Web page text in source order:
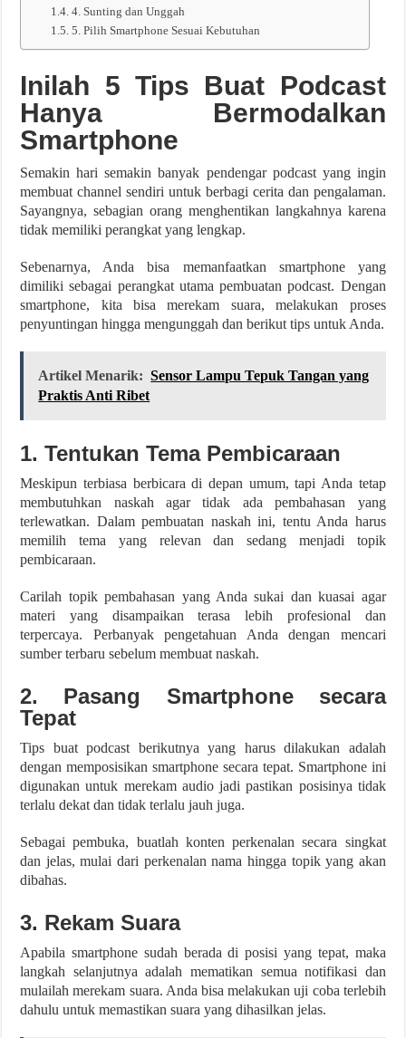
4. Sunting dan Unggah
5. Pilih Smartphone Sesuai Kebutuhan
Inilah 5 Tips Buat Podcast
Hanya Bermodalkan
Smartphone
Semakin hari semakin banyak pendengar podcast yang ingin
membuat channel sendiri untuk berbagi cerita dan pengalaman.
Sayangnya, sebagian orang menghentikan langkahnya karena
tidak memiliki perangkat yang lengkap.
Sebenarnya, Anda bisa memanfaatkan smartphone yang
dimiliki sebagai perangkat utama pembuatan podcast. Dengan
smartphone, kita bisa merekam suara, melakukan proses
penyuntingan hingga mengunggah dan berikut tips untuk Anda.
Artikel Menarik: Sensor Lampu Tepuk Tangan yang
Praktis Anti Ribet
1. Tentukan Tema Pembicaraan
Meskipun terbiasa berbicara di depan umum, tapi Anda tetap
membutuhkan naskah agar tidak ada pembahasan yang
terlewatkan. Dalam pembuatan naskah ini, tentu Anda harus
memilih tema yang relevan dan sedang menjadi topik
pembicaraan.
Carilah topik pembahasan yang Anda sukai dan kuasai agar
materi yang disampaikan terasa lebih profesional dan
terpercaya. Perbanyak pengetahuan Anda dengan mencari
sumber terbaru sebelum membuat naskah.
2. Pasang Smartphone secara
Tepat
Tips buat podcast berikutnya yang harus dilakukan adalah
dengan memposisikan smartphone secara tepat. Smartphone ini
digunakan untuk merekam audio jadi pastikan posisinya tidak
terlalu dekat dan tidak terlalu jauh juga.
Sebagai pembuka, buatlah konten perkenalan secara singkat
dan jelas, mulai dari perkenalan nama hingga topik yang akan
dibahas.
3. Rekam Suara
Apabila smartphone sudah berada di posisi yang tepat, maka
langkah selanjutnya adalah mematikan semua notifikasi dan
mulailah merekam suara. Anda bisa melakukan uji coba terlebih
dahulu untuk memastikan suara yang dihasilkan jelas.